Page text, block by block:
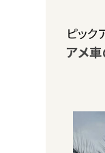
ピック
アメ